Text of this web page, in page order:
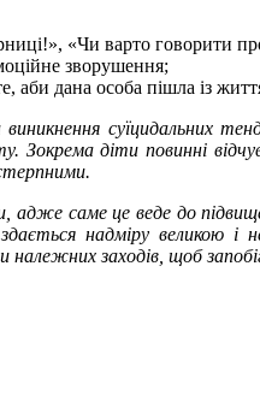
«Чи варто говорити
зворушення;
аби дана особа пішла із
суїцидальних
Зокрема діти повинні
саме це веде до
надміру великою і
належних заходів, щоб